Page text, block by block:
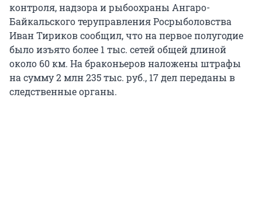
контроля, надзора и рыбоохраны Ангаро-
Байкальского теруправления Росрыболовства
Иван Тириков сообщил, что на первое полугодие
было изъято более 1 тыс. сетей общей длиной
около 60 км. На браконьеров наложены штрафы
на сумму 2 млн 235 тыс. руб., 17 дел переданы в
следственные органы.